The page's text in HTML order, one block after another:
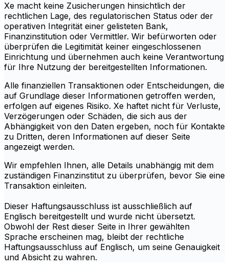
Xe macht keine Zusicherungen hinsichtlich der
rechtlichen Lage, des regulatorischen Status oder der
operativen Integrität einer gelisteten Bank,
Finanzinstitution oder Vermittler. Wir befürworten oder
überprüfen die Legitimität keiner eingeschlossenen
Einrichtung und übernehmen auch keine Verantwortung
für Ihre Nutzung der bereitgestellten Informationen.
Alle finanziellen Transaktionen oder Entscheidungen, die
auf Grundlage dieser Informationen getroffen werden,
erfolgen auf eigenes Risiko. Xe haftet nicht für Verluste,
Verzögerungen oder Schäden, die sich aus der
Abhängigkeit von den Daten ergeben, noch für Kontakte
zu Dritten, deren Informationen auf dieser Seite
angezeigt werden.
Wir empfehlen Ihnen, alle Details unabhängig mit dem
zuständigen Finanzinstitut zu überprüfen, bevor Sie eine
Transaktion einleiten.
Dieser Haftungsausschluss ist ausschließlich auf
Englisch bereitgestellt und wurde nicht übersetzt.
Obwohl der Rest dieser Seite in Ihrer gewählten
Sprache erscheinen mag, bleibt der rechtliche
Haftungsausschluss auf Englisch, um seine Genauigkeit
und Absicht zu wahren.